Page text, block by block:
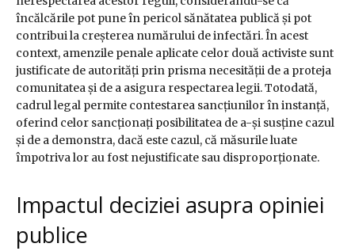
încălcările pot pune în pericol sănătatea publică și pot
contribui la creșterea numărului de infectări. În acest
context, amenzile penale aplicate celor două activiste sunt
justificate de autorități prin prisma necesității de a proteja
comunitatea și de a asigura respectarea legii. Totodată,
cadrul legal permite contestarea sancțiunilor în instanță,
oferind celor sancționați posibilitatea de a-și susține cazul
și de a demonstra, dacă este cazul, că măsurile luate
împotriva lor au fost nejustificate sau disproporționate.
Impactul deciziei asupra opiniei
publice